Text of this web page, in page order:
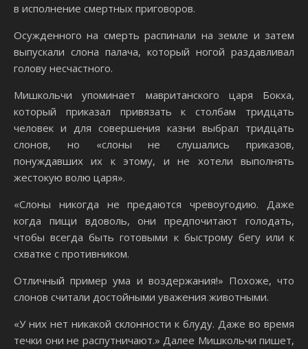
в исполнение смертных приговоров.
Осужденного на смерть распинали на земле и затем
выпускали слона палача, который ногой раздавливал
голову несчастного.
Мишкольчи упоминает мавританского царя Бокха,
который приказал привязать к столбам тридцать
человек и для совершения казни выбрал тридцать
слонов, но «слоны не слушались приказов,
понуждавших их к этому, и не хотели выполнять
жестокую волю царя».
«Слоны никогда не предаются чревоугодию. Даже
когда пищи вдоволь, они предпочитают голодать,
чтобы всегда быть готовыми к быстрому бегу или к
схватке с противником.
Отличный пример ума и воздержания!» Похоже, что
слонов считали достойными уважения животными.
«У них нет никакой склонности к блуду. Даже во время
течки они не распутничают.» Далее Мишкольчи пишет,